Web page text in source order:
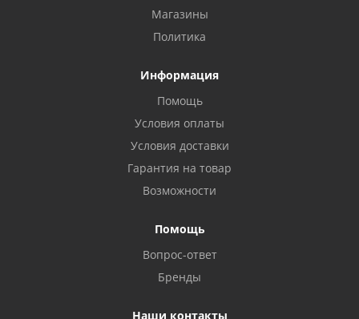
Магазины
Политика
Информация
Помощь
Условия оплаты
Условия доставки
Гарантия на товар
Возможности
Помощь
Вопрос-ответ
Бренды
Наши контакты